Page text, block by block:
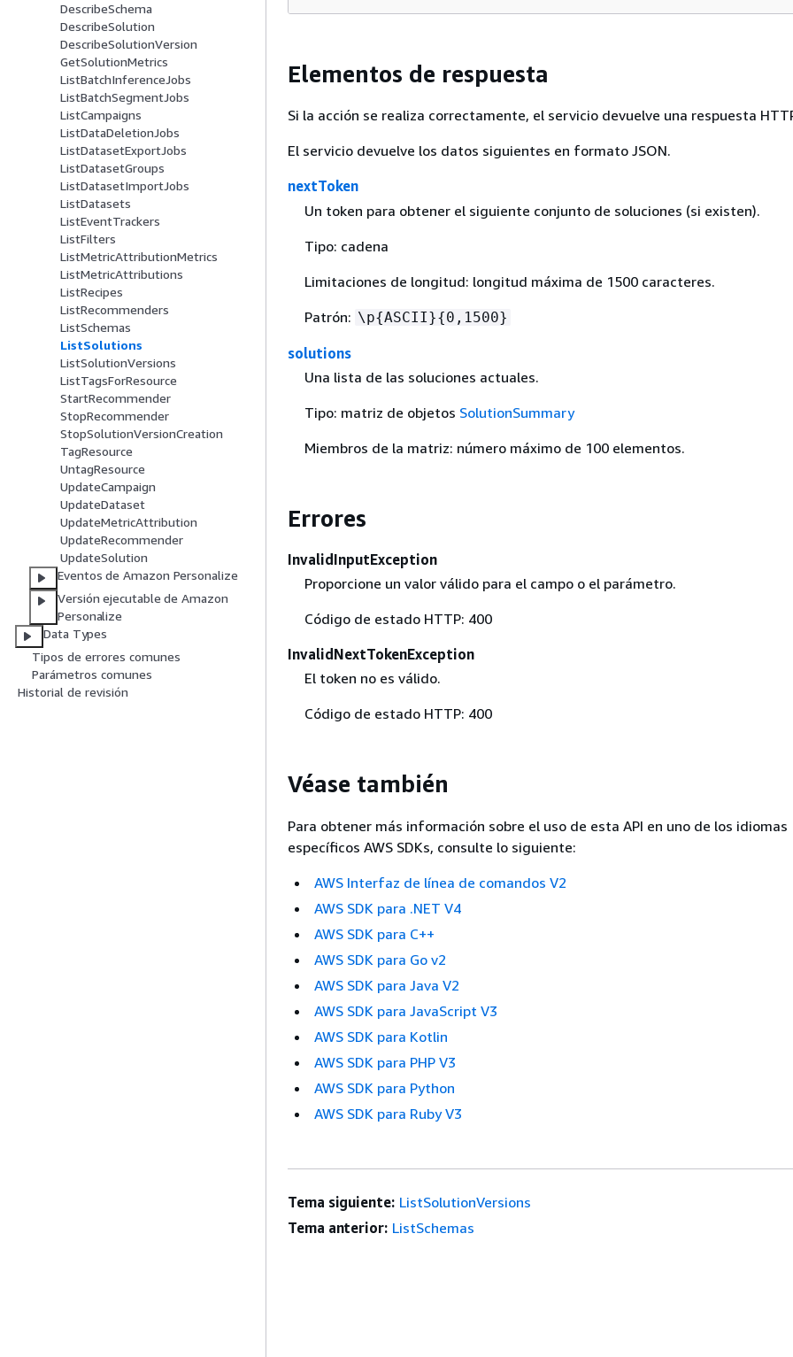
DescribeSchema
DescribeSolution
DescribeSolutionVersion
GetSolutionMetrics
ListBatchInferenceJobs
ListBatchSegmentJobs
ListCampaigns
ListDataDeletionJobs
ListDatasetExportJobs
ListDatasetGroups
ListDatasetImportJobs
ListDatasets
ListEventTrackers
ListFilters
ListMetricAttributionMetrics
ListMetricAttributions
ListRecipes
ListRecommenders
ListSchemas
ListSolutions
ListSolutionVersions
ListTagsForResource
StartRecommender
StopRecommender
StopSolutionVersionCreation
TagResource
UntagResource
UpdateCampaign
UpdateDataset
UpdateMetricAttribution
UpdateRecommender
UpdateSolution
Eventos de Amazon Personalize
Versión ejecutable de Amazon
Personalize
Data Types
Tipos de errores comunes
Parámetros comunes
Historial de revisión
Elementos de respuesta
Si la acción se realiza correctamente, el servicio devuelve una respuesta
El servicio devuelve los datos siguientes en formato JSON.
nextToken
Un token para obtener el siguiente conjunto de soluciones (si existen).
Tipo: cadena
Limitaciones de longitud: longitud máxima de 1500 caracteres.
Patrón: \p{ASCII}{0,1500}
solutions
Una lista de las soluciones actuales.
Tipo: matriz de objetos SolutionSummary
Miembros de la matriz: número máximo de 100 elementos.
Errores
InvalidInputException
Proporcione un valor válido para el campo o el parámetro.
Código de estado HTTP: 400
InvalidNextTokenException
El token no es válido.
Código de estado HTTP: 400
Véase también
Para obtener más información sobre el uso de esta API en uno de los idiomas
específicos AWS SDKs, consulte lo siguiente:
AWS Interfaz de línea de comandos V2
AWS SDK para .NET V4
AWS SDK para C++
AWS SDK para Go v2
AWS SDK para Java V2
AWS SDK para JavaScript V3
AWS SDK para Kotlin
AWS SDK para PHP V3
AWS SDK para Python
AWS SDK para Ruby V3
Tema siguiente: ListSolutionVersions
Tema anterior: ListSchemas